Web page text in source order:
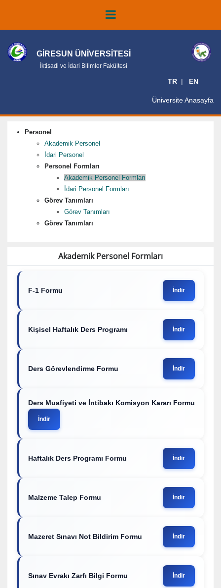
GİRESUN ÜNİVERSİTESİ
İktisadi ve İdari Bilimler Fakültesi
TR EN
Üniversite Anasayfa
Personel
Akademik Personel
İdari Personel
Personel Formları
Akademik Personel Formları
İdari Personel Formları
Görev Tanımları
Görev Tanımları
Görev Tanımları
Akademik Personel Formları
F-1 Formu İndir
Kişisel Haftalık Ders Programı İndir
Ders Görevlendirme Formu İndir
Ders Muafiyeti ve İntibakı Komisyon Kararı Formu
İndir
Haftalık Ders Programı Formu İndir
Malzeme Talep Formu İndir
Mazeret Sınavı Not Bildirim Formu İndir
Sınav Evrakı Zarfı Bilgi Formu İndir